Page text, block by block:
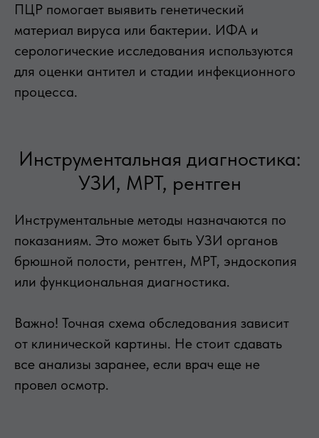
ПЦР помогает выявить генетический
материал вируса или бактерии. ИФА и
серологические исследования используются
для оценки антител и стадии инфекционного
процесса.
Инструментальная диагностика:
УЗИ, МРТ, рентген
Инструментальные методы назначаются по
показаниям. Это может быть УЗИ органов
брюшной полости, рентген, МРТ, эндоскопия
или функциональная диагностика.
Важно! Точная схема обследования зависит
от клинической картины. Не стоит сдавать
все анализы заранее, если врач еще не
провел осмотр.